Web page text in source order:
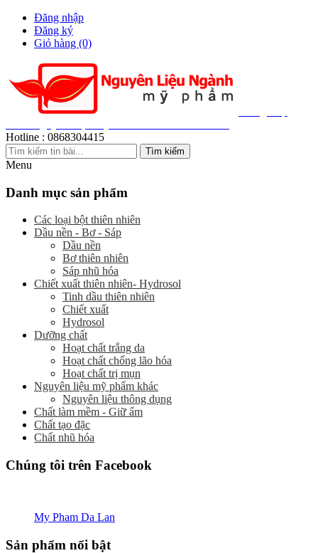
Đăng nhập
Đăng ký
Giỏ hàng (0)
Hotline : 0868304415
Menu
Danh mục sản phẩm
Các loại bột thiên nhiên
Dầu nền - Bơ - Sáp
Dầu nền
Bơ thiên nhiên
Sáp nhũ hóa
Chiết xuất thiên nhiên- Hydrosol
Tinh dầu thiên nhiên
Chiết xuất
Hydrosol
Dưỡng chất
Hoạt chất trắng da
Hoạt chất chống lão hóa
Hoạt chất trị mụn
Nguyên liệu mỹ phẩm khác
Nguyên liệu thông dụng
Chất làm mềm - Giữ ẩm
Chất tạo đặc
Chất nhũ hóa
Chúng tôi trên Facebook
My Pham Da Lan
Sản phẩm nổi bật